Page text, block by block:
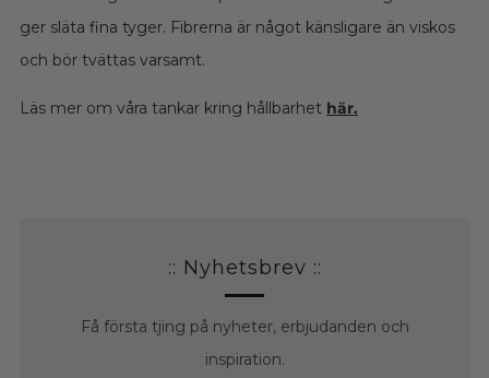
ger släta fina tyger. Fibrerna är något känsligare än viskos
och bör tvättas varsamt.
Läs mer om våra tankar kring hållbarhet här.
:: Nyhetsbrev ::
Få första tjing på nyheter, erbjudanden och
inspiration.